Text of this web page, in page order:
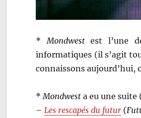
* Mondwestest l’une
informatiques (il s’agit
connaissons
* Mondwest a eu une suite
– Les rescapés du futur (